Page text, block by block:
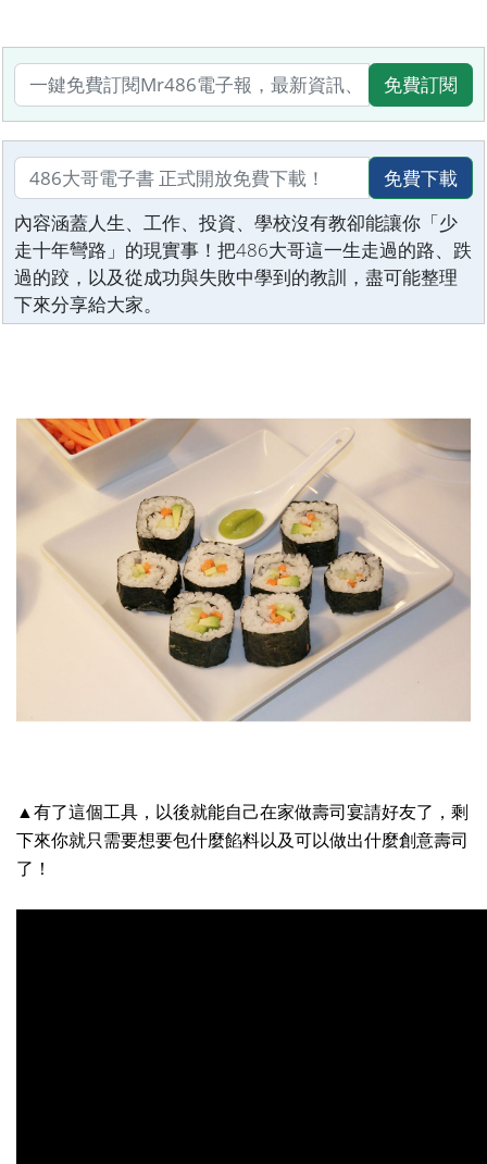
免費訂閱
免費下載
內容涵蓋人生、工作、投資、學校沒有教卻能讓你「少
走十年彎路」的現實事！把486大哥這一生走過的路、跌
過的跤，以及從成功與失敗中學到的教訓，盡可能整理
下來分享給大家。
▲有了這個工具，以後就能自己在家做壽司宴請好友了，剩
下來你就只需要想要包什麼餡料以及可以做出什麼創意壽司
了！